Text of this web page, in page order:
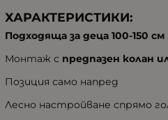
ХАРАКТЕРИСТИКИ:
Подходяща за деца 100-150 см
Монтаж с предпазен колан
Позиция само напред
Лесно настройване спрямо